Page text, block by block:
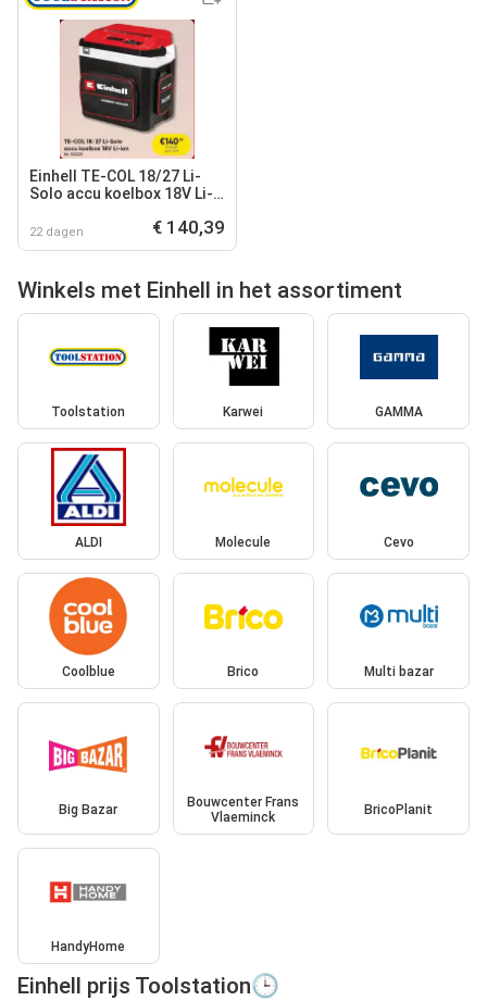
Einhell TE-COL 18/27 Li-
Solo accu koelbox 18V Li-
22 dagen € 140,39
Winkels met Einhell in het assortiment
Toolstation Karwei GAMMA
ALDI Molecule Cevo
Coolblue Brico Multi bazar
Big Bazar
Bouwcenter Frans
Vlaeminck
BricoPlanit
HandyHome
Einhell prijs Toolstation🕒